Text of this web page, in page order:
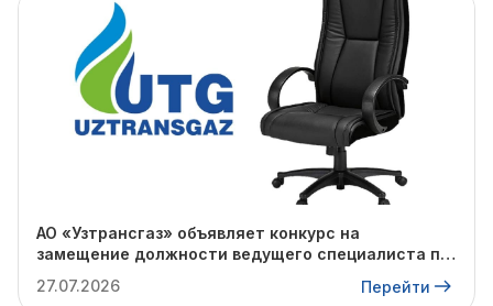
АО «Узтрансгаз» объявляет конкурс на
замещение должности ведущего специалиста по
«Каганском», «Зирабулакском» УМГ, а также на
27.07.2026 Перейти